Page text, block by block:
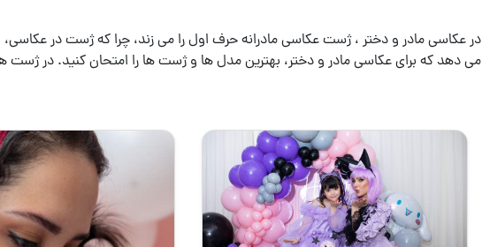
در عکاسی مادر و دختر ، ژست عکاسی مادرانه حرف اول را می زند، چرا که ژست در
می دهد که برای عکاسی مادر و دختر، بهترین مدل ها و ژست ها را امتحان کنید. در ژست